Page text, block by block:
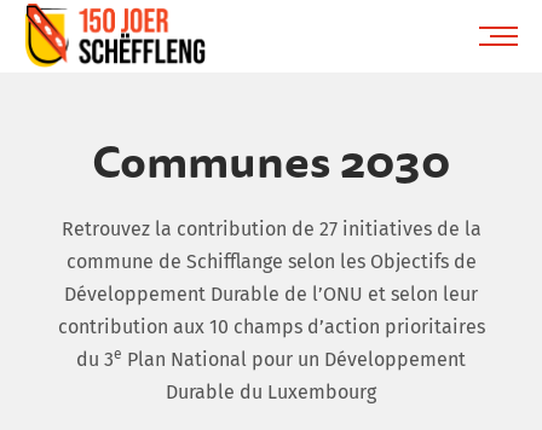
Schifflange, schifflange-logo, gemeng
Communes 2030
Retrouvez la contribution de 27 initiatives de la
commune de Schifflange selon les Objectifs de
Développement Durable de l’ONU et selon leur
contribution aux 10 champs d’action prioritaires
du 3e Plan National pour un Développement
Durable du Luxembourg